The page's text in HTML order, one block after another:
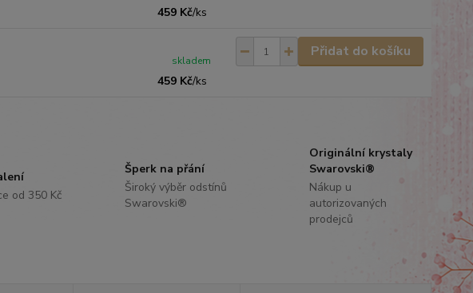
459 Kč/ks
459 Kč/ks
skladem
Přidat do košíku
od 350 Kč
Šperk na přání
Široký výběr odstínů
Swarovski®
Originální krystaly
Swarovski®
Nákup u
autorizovaných
prodejců